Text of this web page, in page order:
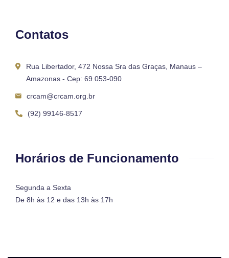
Contatos
Rua Libertador, 472 Nossa Sra das Graças, Manaus –
Amazonas - Cep: 69.053-090
crcam@crcam.org.br
(92) 99146-8517
Horários de Funcionamento
Segunda a Sexta
De 8h às 12 e das 13h às 17h